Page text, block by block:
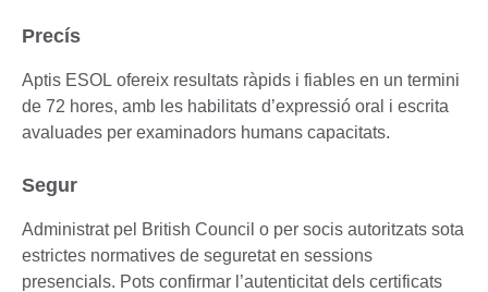
Precís
Aptis ESOL ofereix resultats ràpids i fiables en un termini
de 72 hores, amb les habilitats d’expressió oral i escrita
avaluades per examinadors humans capacitats.
Segur
Administrat pel British Council o per socis autoritzats sota
estrictes normatives de seguretat en sessions
presencials. Pots confirmar l’autenticitat dels certificats